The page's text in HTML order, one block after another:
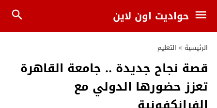
حواديت اون لاين
الرئيسية » التعليم
قصة نجاح جديدة .. جامعة القاهرة
تعزز حضورها الدولي مع